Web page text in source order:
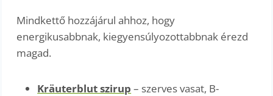
Mindkettő hozzájárul ahhoz, hogy
energikusabbnak, kiegyensúlyozottabbnak érezd
magad.
Kräuterblut szirup – szerves vasat, B-